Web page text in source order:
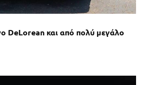
DeLorean και από πολύ μεγάλο